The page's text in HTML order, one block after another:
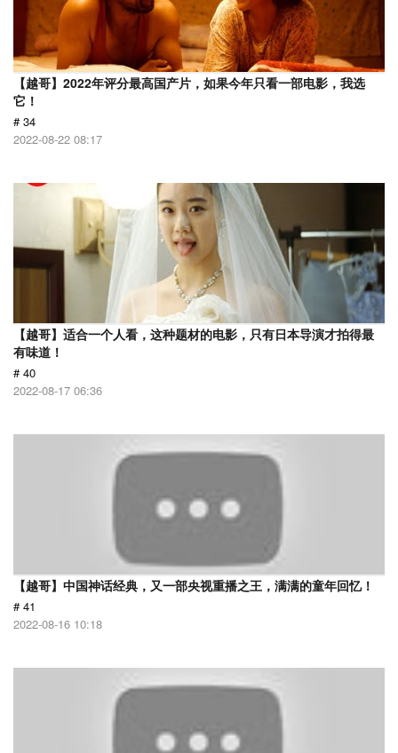
【越哥】2022年评分最高国产片，如果今年只看一部电影，我选
它！
# 34
2022-08-22 08:17
【越哥】适合一个人看，这种题材的电影，只有日本导演才拍得最
有味道！
# 40
2022-08-17 06:36
【越哥】中国神话经典，又一部央视重播之王，满满的童年回忆！
# 41
2022-08-16 10:18